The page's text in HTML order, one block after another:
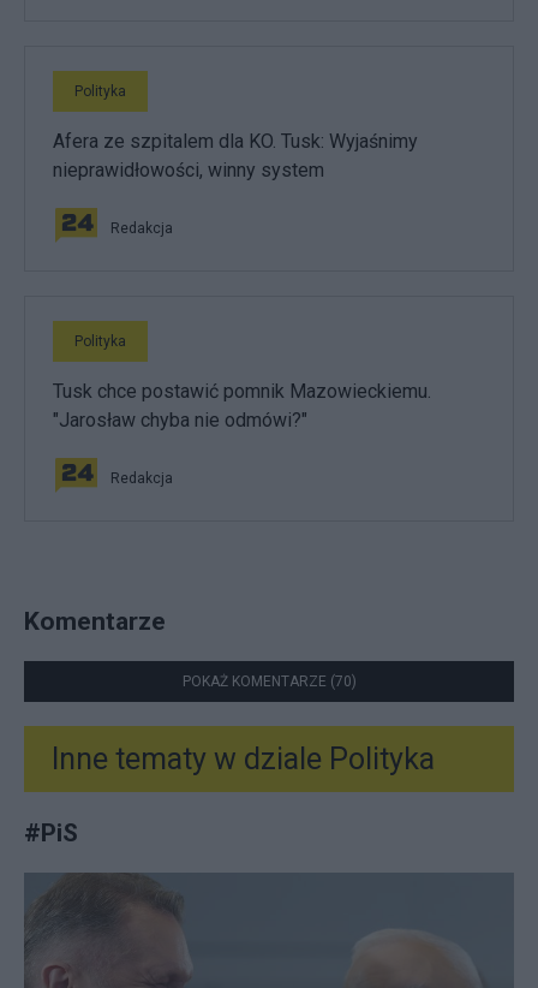
Polityka
Afera ze szpitalem dla KO. Tusk: Wyjaśnimy
nieprawidłowości, winny system
Redakcja
Polityka
Tusk chce postawić pomnik Mazowieckiemu.
"Jarosław chyba nie odmówi?"
Redakcja
Komentarze
POKAŻ KOMENTARZE (70)
Inne tematy w dziale Polityka
#PiS